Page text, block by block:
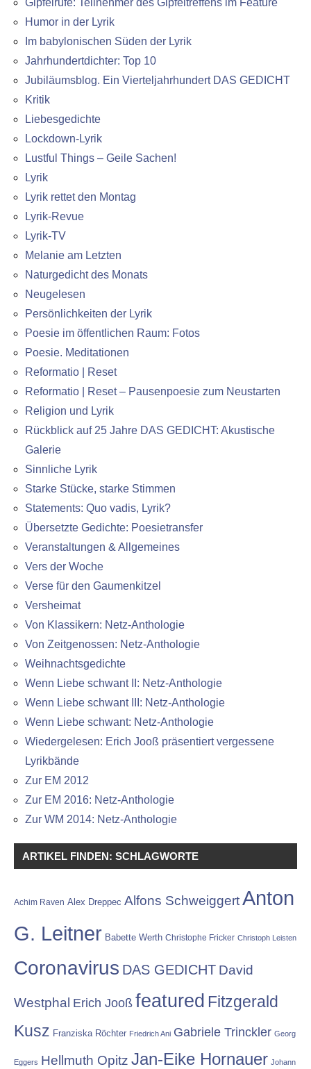
Humor in der Lyrik
Im babylonischen Süden der Lyrik
Jahrhundertdichter: Top 10
Jubiläumsblog. Ein Vierteljahrhundert DAS GEDICHT
Kritik
Liebesgedichte
Lockdown-Lyrik
Lustful Things – Geile Sachen!
Lyrik
Lyrik rettet den Montag
Lyrik-Revue
Lyrik-TV
Melanie am Letzten
Naturgedicht des Monats
Neugelesen
Persönlichkeiten der Lyrik
Poesie im öffentlichen Raum: Fotos
Poesie. Meditationen
Reformatio | Reset
Reformatio | Reset – Pausenpoesie zum Neustarten
Religion und Lyrik
Rückblick auf 25 Jahre DAS GEDICHT: Akustische
Galerie
Sinnliche Lyrik
Starke Stücke, starke Stimmen
Statements: Quo vadis, Lyrik?
Übersetzte Gedichte: Poesietransfer
Veranstaltungen & Allgemeines
Vers der Woche
Verse für den Gaumenkitzel
Versheimat
Von Klassikern: Netz-Anthologie
Von Zeitgenossen: Netz-Anthologie
Weihnachtsgedichte
Wenn Liebe schwant II: Netz-Anthologie
Wenn Liebe schwant III: Netz-Anthologie
Wenn Liebe schwant: Netz-Anthologie
Wiedergelesen: Erich Jooß präsentiert vergessene
Lyrikbände
Zur EM 2012
Zur EM 2016: Netz-Anthologie
Zur WM 2014: Netz-Anthologie
ARTIKEL FINDEN: SCHLAGWORTE
Achim Raven Alex Dreppec Alfons Schweiggert Anton
G. Leitner Babette Werth Christophe Fricker Christoph Leisten
Coronavirus DAS GEDICHT David
Westphal Erich Jooß featured Fitzgerald
Kusz Franziska Röchter Friedrich Ani Gabriele Trinckler Georg
Eggers Hellmuth Opitz Jan-Eike Hornauer Johann